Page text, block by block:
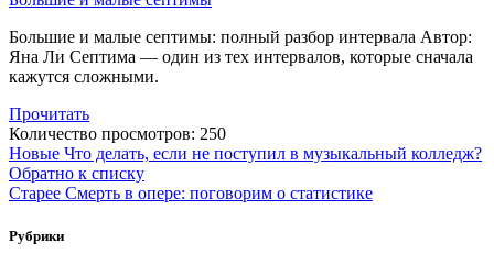
Большие и малые септимы: полный разбор интервала Автор:
Яна Ли Септима — один из тех интервалов, которые сначала
кажутся сложными.
Прочитать
Количество просмотров: 250
Новые Что делать, если не поступил в музыкальный колледж?
Обратно к списку
Старее Смерть в опере: поговорим о статистике
Рубрики